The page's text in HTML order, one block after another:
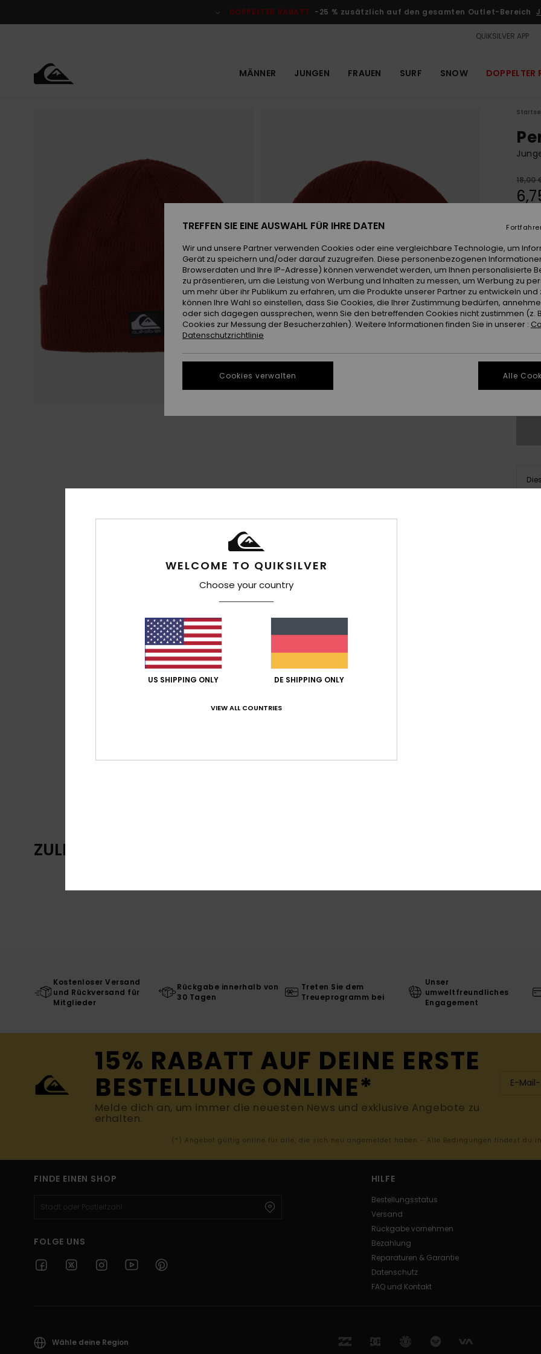
DOPPELTER RABATT -25 % zusätzlich auf den gesamten Outlet-Bereich
QUIKSILVER APP
MÄNNER JUNGEN FRAUEN SURF SNOW DOPPELTER
18,00
Farbe
ZULETZT ANGESEHENE ARTIKEL
Kostenloser Versand
und Rückversand für
Mitglieder
Rückgabe innerhalb von
30 Tagen
Treten Sie dem
Treueprogramm bei
Unser
umweltfreundliches
Engagement
15% RABATT AUF DEINE ERSTE
BESTELLUNG ONLINE*
Melde dich an, um immer die neuesten News und exklusive Angebote zu
erhalten.
(*) Angebot gültig online für alle, die sich neu angemeldet haben - Alle Bedingungen findest du
FINDE EINEN SHOP
FOLGE UNS
HILFE
Bestellungsstatus
Versand
Rückgabe vornehmen
Bezahlung
Reparaturen & Garantie
Datenschutz
FAQ und Kontakt
Wähle deine Region
WELCOME TO QUIKSILVER
Choose your country
US SHIPPING ONLY DE SHIPPING ONLY
VIEW ALL COUNTRIES
TREFFEN SIE EINE AUSWAHL FÜR IHRE DATEN
Wir und unsere Partner verwenden Cookies oder eine vergleichbare Technologie, um
Gerät zu speichern und/oder darauf zuzugreifen. Diese personenbezogenen
Browserdaten und Ihre IP-Adresse) können verwendet werden, um Ihnen personalisierte
zu präsentieren, um die Leistung von Werbung und Inhalten zu messen, um Werbung zu
um mehr über ihr Publikum zu erfahren, um die Produkte unserer Partner zu entwickeln und
können Ihre Wahl so einstellen, dass Sie Cookies, die Ihrer Zustimmung bedürfen,
oder sich dagegen aussprechen, wenn Sie den betreffenden Cookies nicht zustimmen (z.
Cookies zur Messung der Besucherzahlen). Weitere Informationen finden Sie in unserer :
Datenschutzrichtlinie
Cookies verwalten Alle